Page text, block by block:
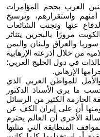
العرب بحجم المؤامرات
أمنهم واستقرارهم، وترسيخ
عنها وتجنب الشائعات
مرورًا بالبحرين يتناثر
والعراق ولبنان واليمن
من خلال أذرعته الإرهابية
في دول الخليج العربي؛
الإرهابي.
للمواطن العربي الذي
ما يرى الأستاذ الدكتور
الحازمة الكثير من الرسائل
أن على إيران الكف عن
الأخرى أن العالم يحترم
المتطابقة التي مثلتها